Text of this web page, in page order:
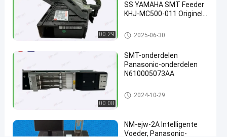
intelligente
voeder
#
oogst en
#
fuji nxt
a
n
00:29
SS YAMAHA SMT Feeder
KHJ-MC500-011 Originele
Smtvoeder
2025-06-30
00:08
SMT-onderdelen
Panasonic-onderdelen
N610005073AA
Smtvoeder
2024-10-29
NM-ejw-2A Intelligente
Voeder, Panasonic-